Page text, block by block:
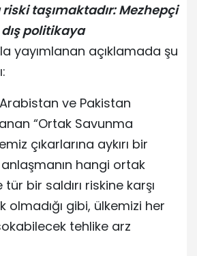
taşımaktadır: Mezhepçi
politikaya
yayımlanan açıklamada şu
ve Pakistan
“Ortak Savunma
çıkarlarına aykırı bir
hangi ortak
bir saldırı riskine karşı
olmadığı gibi, ülkemizi her
tehlike arz